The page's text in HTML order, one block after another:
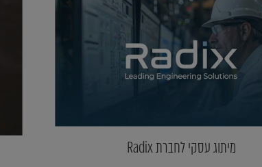
מיתוג עסקי לחברת Radix